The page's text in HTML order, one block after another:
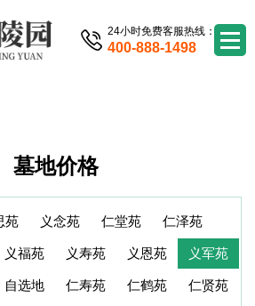
24小时免费客服热线：
400-888-1498
墓地价格
苑 义念苑 仁堂苑 仁泽苑
义福苑 义寿苑 义恩苑 义军苑
自选地 仁寿苑 仁鹤苑 仁贤苑